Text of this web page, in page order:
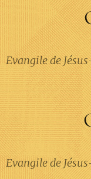
Evangile de
Evangile de